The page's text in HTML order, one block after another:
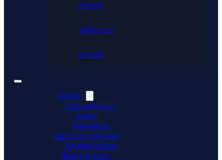
Partneři
Reference
Kontakt
Řešení
Propojujeme e-
shopy
Přenášíme
platby do účetnictví
Automatizujeme
data a procesy